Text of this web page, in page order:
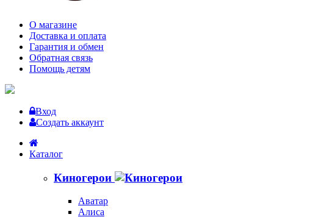
О магазине
Доставка и оплата
Гарантия и обмен
Обратная связь
Помощь детям
Вход
Создать аккаунт
Каталог
Киногерои
Аватар
Алиса